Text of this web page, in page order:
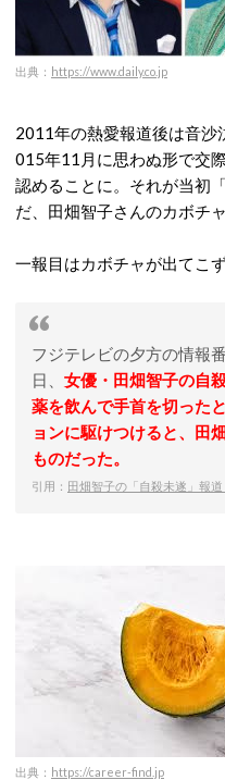
出典： https://www.daily.co.jp
2011年の熱愛報道後は音沙
015年11月に思わぬ形で交
認めることに。それが当初
だ、田畑智子さんのカボチ
一報目はカボチャが出てこ
フジテレビの夕方の情報
日、 女優・田畑智子の自
薬を飲んで手首を切った
ョンに駆けつけると、田
ものだった。
引用： 田畑智子の「自殺未遂」報
出典： https://career-find.jp